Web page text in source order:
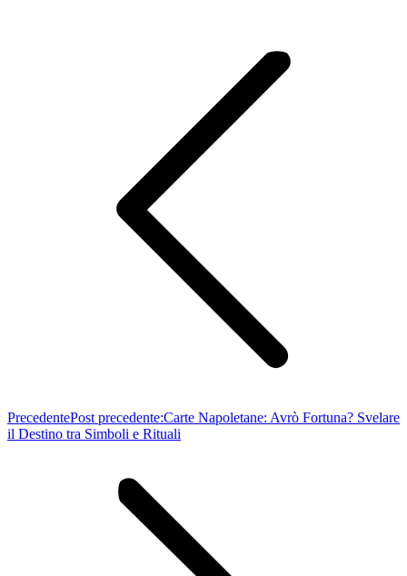
PrecedentePost precedente:Carte Napoletane: Avrò Fortuna? Svelare
il Destino tra Simboli e Rituali